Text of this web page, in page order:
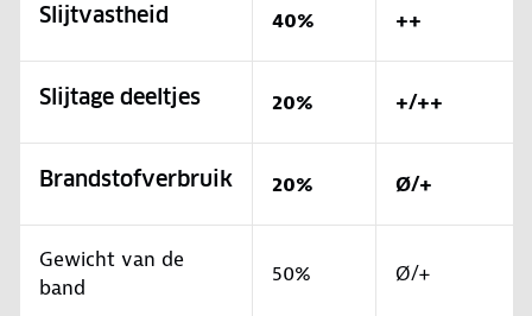
Slijtvastheid 40% ++
Slijtage deeltjes 20% +/++
Brandstofverbruik 20% Ø/+
Gewicht van de
band
50% Ø/+